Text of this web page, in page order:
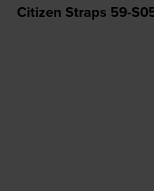
Citizen Straps 59-